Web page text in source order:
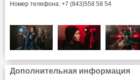
Номер телефона: +7 (843)558 58 54
Дополнительная информация